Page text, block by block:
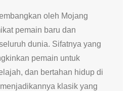
oleh Mojang
pemain baru dan
dunia. Sifatnya yang
pemain untuk
dan bertahan hidup di
klasik yang